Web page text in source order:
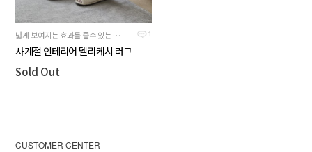
1
넓게 보여지는 효과를 줄수 있는 단색 러그 입니다.
사계절 인테리어 델리케시 러그
Sold Out
CUSTOMER CENTER